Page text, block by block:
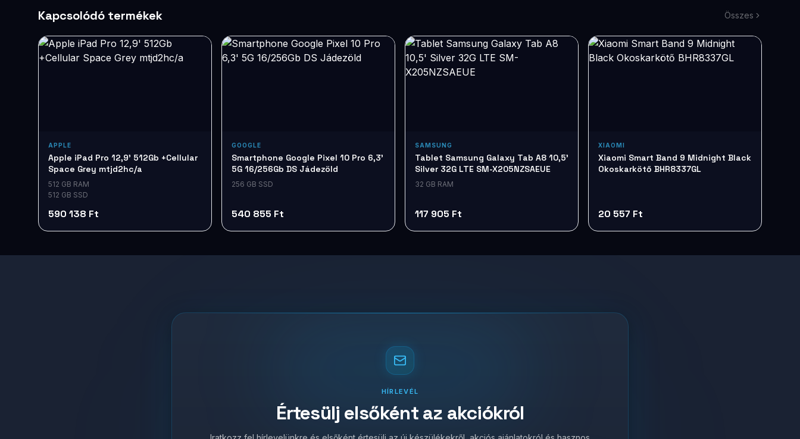
Kapcsolódó termékek Összes
APPLE
Apple iPad Pro 12,9' 512Gb +Cellular
Space Grey mtjd2hc/a
512 GB RAM
512 GB SSD
590 138 Ft
GOOGLE
Smartphone Google Pixel 10 Pro 6,3'
5G 16/256Gb DS Jádezöld
256 GB SSD
540 855 Ft
SAMSUNG
Tablet Samsung Galaxy Tab A8 10,5'
Silver 32G LTE SM-X205NZSAEUE
32 GB RAM
117 905 Ft
XIAOMI
Xiaomi Smart Band 9 Midnight Black
Okoskarkötő BHR8337GL
20 557 Ft
HÍRLEVÉL
Értesülj elsőként az akciókról